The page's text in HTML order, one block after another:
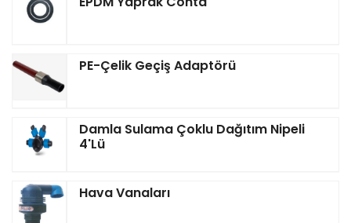
PE-Çelik Geçiş Adaptörü
Damla Sulama Çoklu Dağıtım Nipeli
4'lü
Hava Vanaları